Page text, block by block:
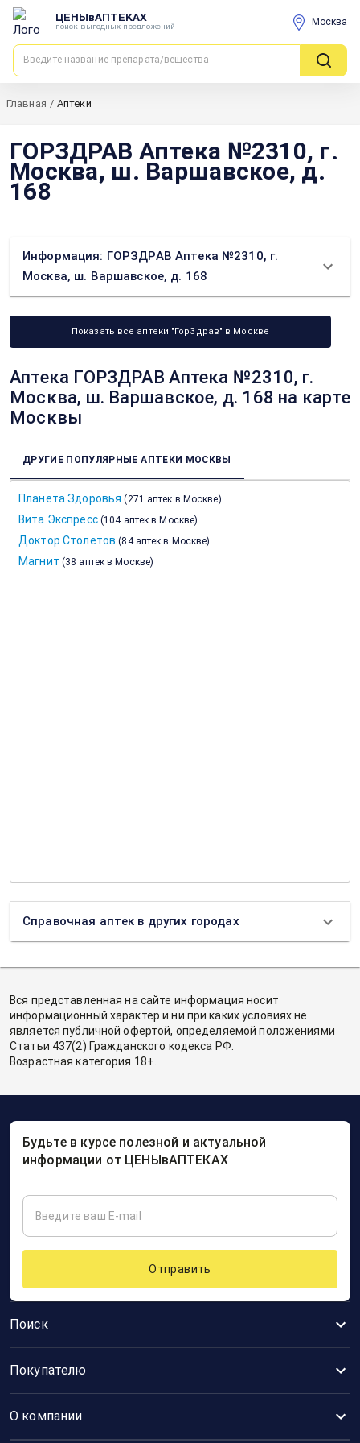
ЦЕНЫвАПТЕКАХ
поиск выгодных предложений Москва
Главная / Аптеки
ГОРЗДРАВ Аптека №2310, г.
Москва, ш. Варшавское, д.
168
Информация: ГОРЗДРАВ Аптека №2310, г.
Москва, ш. Варшавское, д. 168
Показать все аптеки "ГорЗдрав" в Москве
Аптека ГОРЗДРАВ Аптека №2310, г.
Москва, ш. Варшавское, д. 168 на карте
Москвы
ДРУГИЕ ПОПУЛЯРНЫЕ АПТЕКИ МОСКВЫ
Планета Здоровья (271 аптек в Москве)
Вита Экспресс (104 аптек в Москве)
Доктор Столетов (84 аптек в Москве)
Магнит (38 аптек в Москве)
Справочная аптек в других городах
Вся представленная на сайте информация носит
информационный характер и ни при каких условиях не
является публичной офертой, определяемой положениями
Статьи 437(2) Гражданского кодекса РФ.
Возрастная категория 18+.
Поиск
Покупателю
О компании
Будьте в курсе полезной и актуальной
информации от ЦЕНЫвАПТЕКАХ
Отправить